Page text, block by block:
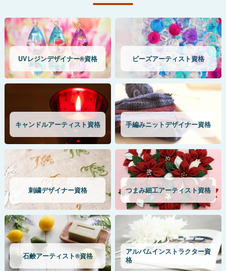
UVレジンデザイナー®資格 ビーズアーティスト資格
キャンドルアーティスト資格 手編みニットデザイナー資格
刺繍デザイナー資格 つまみ細工アーティスト資格
石鹸アーティスト®資格
アルバムインストラクター資
格